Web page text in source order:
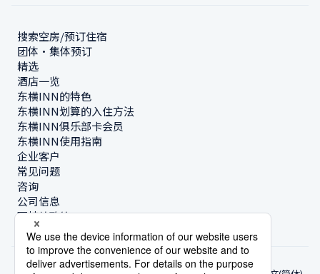
搜索空房/预订住宿
团体・集体预订
精选
酒店一览
东横INN的特色
东横INN划算的入住方法
东横INN俱乐部卡会员
东横INN使用指南
企业客户
常见问题
咨询
公司信息
可持续政策